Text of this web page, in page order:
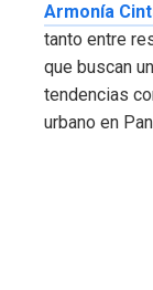
Armonía
tanto entre
que buscan
tendencias
urbano en